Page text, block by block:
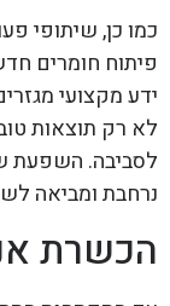
כמו כן, שיתופי
פיתוח חומרים
ידע מקצועי
לא רק תוצאות
לסביבה. השפעת
נרחבת ומביאה
הכשרת